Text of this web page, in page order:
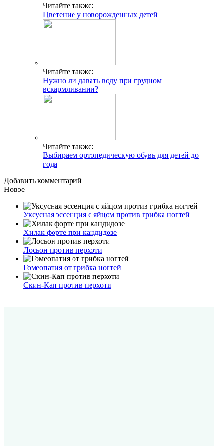
Читайте также:
Цветение у новорожденных детей
Читайте также:
Нужно ли давать воду при грудном
вскармливании?
Читайте также:
Выбираем ортопедическую обувь для детей до
года
Добавить комментарий
Новое
Уксусная эссенция с яйцом против грибка ногтей
Хилак форте при кандидозе
Лосьон против перхоти
Гомеопатия от грибка ногтей
Скин-Кап против перхоти